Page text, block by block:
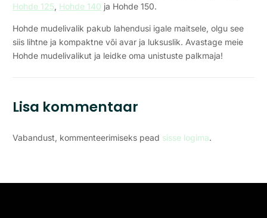
Hohde 125, Hohde 140 ja Hohde 150.
Hohde mudelivalik pakub lahendusi igale maitsele, olgu see
siis lihtne ja kompaktne või avar ja luksuslik. Avastage meie
Hohde mudelivalikut ja leidke oma unistuste palkmaja!
Lisa kommentaar
Vabandust, kommenteerimiseks pead sisse logima.